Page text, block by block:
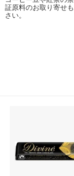
証原料のお取り寄せ
さい。